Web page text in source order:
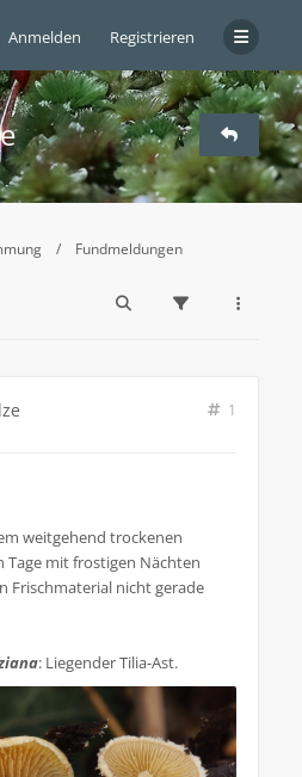
Anmelden Registrieren
Fundmeldungen
1
weitgehend trockenen
Tage mit frostigen Nächten
Frischmaterial nicht gerade
: Liegender Tilia-Ast.